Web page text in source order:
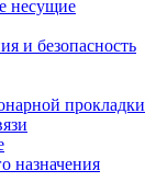
несущие
и безопасность
прокладки
назначения